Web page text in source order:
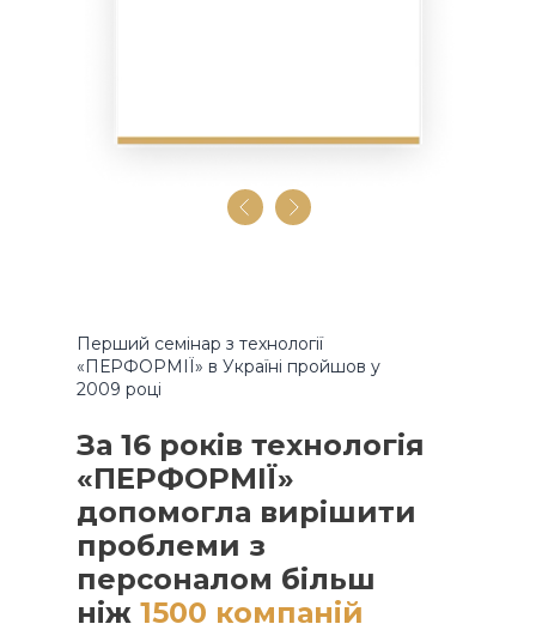
За 16 років технологія
«ПЕРФОРМІЇ»
допомогла вирішити
проблеми з
персоналом більш
ніж 1500 компаній
Перший семінар з технології
«ПЕРФОРМІЇ» в Україні пройшов у
2009 році